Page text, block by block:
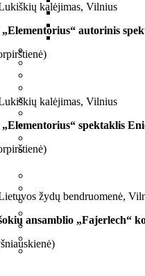
kalėjimas, Vilnius
autorinis
kalėjimas, Vilnius
spektaklis
žydų bendruomenė,
ansamblio „Fajerlech“